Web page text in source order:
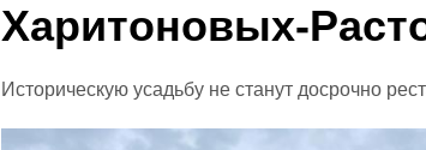
Харитоновых-
Историческую усадьбу не станут досрочно